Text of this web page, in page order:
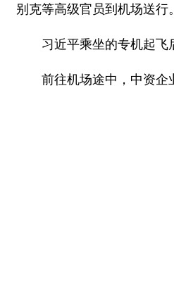
别克等高级官员到机场送行。
习近平乘坐的专机起
前往机场途中，中资